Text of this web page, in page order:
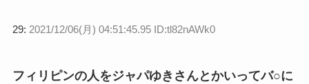
29: 2021/12/06(月) 04:51:45.95 ID:tl82nAWk0
フィリピンの人をジャパゆきさんとかいってバ○に